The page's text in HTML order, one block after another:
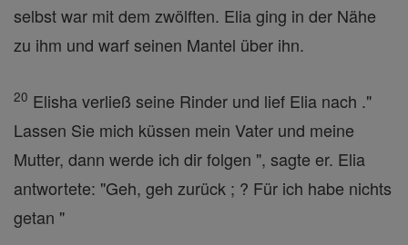
selbst war mit dem zwölften. Elia ging in der Nähe
zu ihm und warf seinen Mantel über ihn.
20 Elisha verließ seine Rinder und lief Elia nach ."
Lassen Sie mich küssen mein Vater und meine
Mutter, dann werde ich dir folgen ", sagte er. Elia
antwortete: "Geh, geh zurück ; ? Für ich habe nichts
getan "